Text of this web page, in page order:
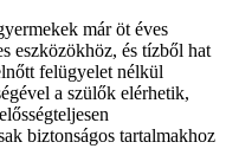
már öt éves
eszközökhöz, és tízből hat
felügyelet nélkül
a szülők elérhetik,
biztonságos tartalmakhoz